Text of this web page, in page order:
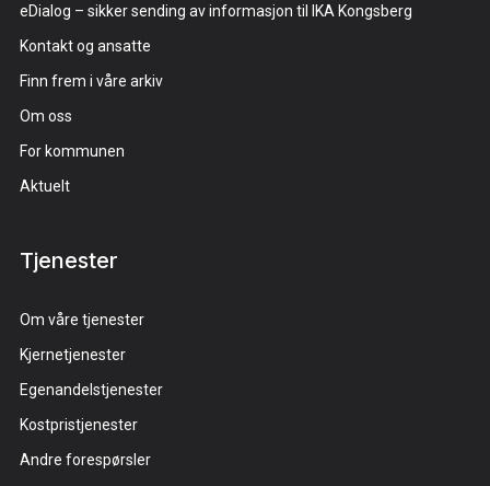
eDialog – sikker sending av informasjon til IKA Kongsberg
Kontakt og ansatte
Finn frem i våre arkiv
Om oss
For kommunen
Aktuelt
Tjenester
Om våre tjenester
Kjernetjenester
Egenandelstjenester
Kostpristjenester
Andre forespørsler